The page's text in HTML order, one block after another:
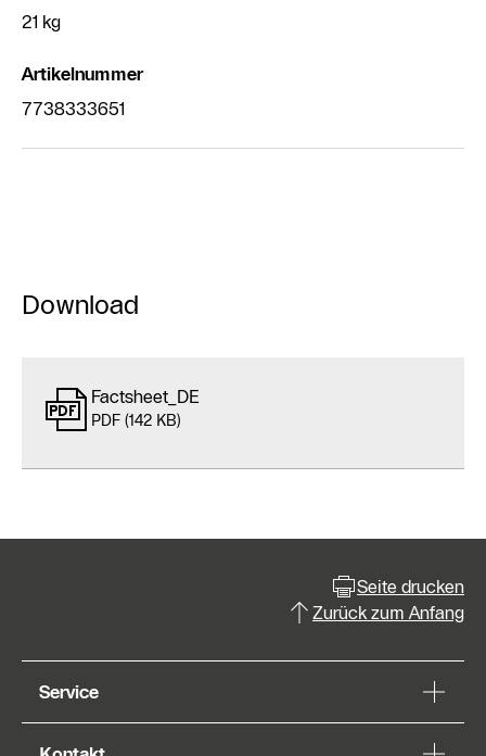
21 kg
Artikelnummer
7738333651
Download
Factsheet_DE
PDF (142 KB)
Seite drucken
Zurück zum Anfang
Service